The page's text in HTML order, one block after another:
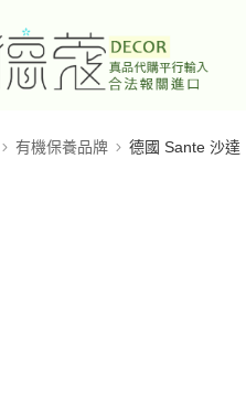
有機保養品牌 德國 Sante 沙達